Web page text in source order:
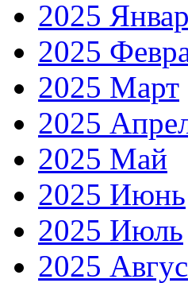
2025
2025
2025 Март
2025
2025 Май
2025 Июнь
2025 Июль
2025